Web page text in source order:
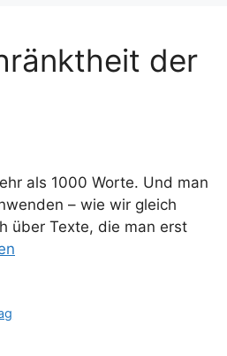
der
als 1000 Worte. Und man
– wie wir gleich
über Texte, die man erst